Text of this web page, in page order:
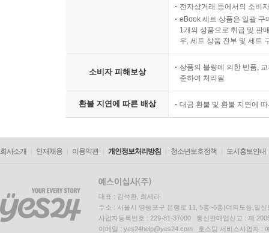
전자상거래 등에서의 소비
eBook 세트 상품은 일괄 구
1개의 상품으로 취급 및 판
우, 세트 상품 전부 및 세트
소비자 피해보상
상품의 불량에 의한 반품,
준하여 처리됨
환불 지연에 따른 배상 대금 환불 및 환불 지연에
회사소개 인재채용 이용약관 개인정보처리방침 청소년보호정책 도서홍보안내
대표 : 김석환, 최세라
주소 : 서울시 영등포구 은행로 11, 5층~6층(여의도동,일신
사업자등록번호 : 229-81-37000 통신판매업신고 : 제
이메일 : yes24help@yes24.com 호스팅 서비스사업자 :